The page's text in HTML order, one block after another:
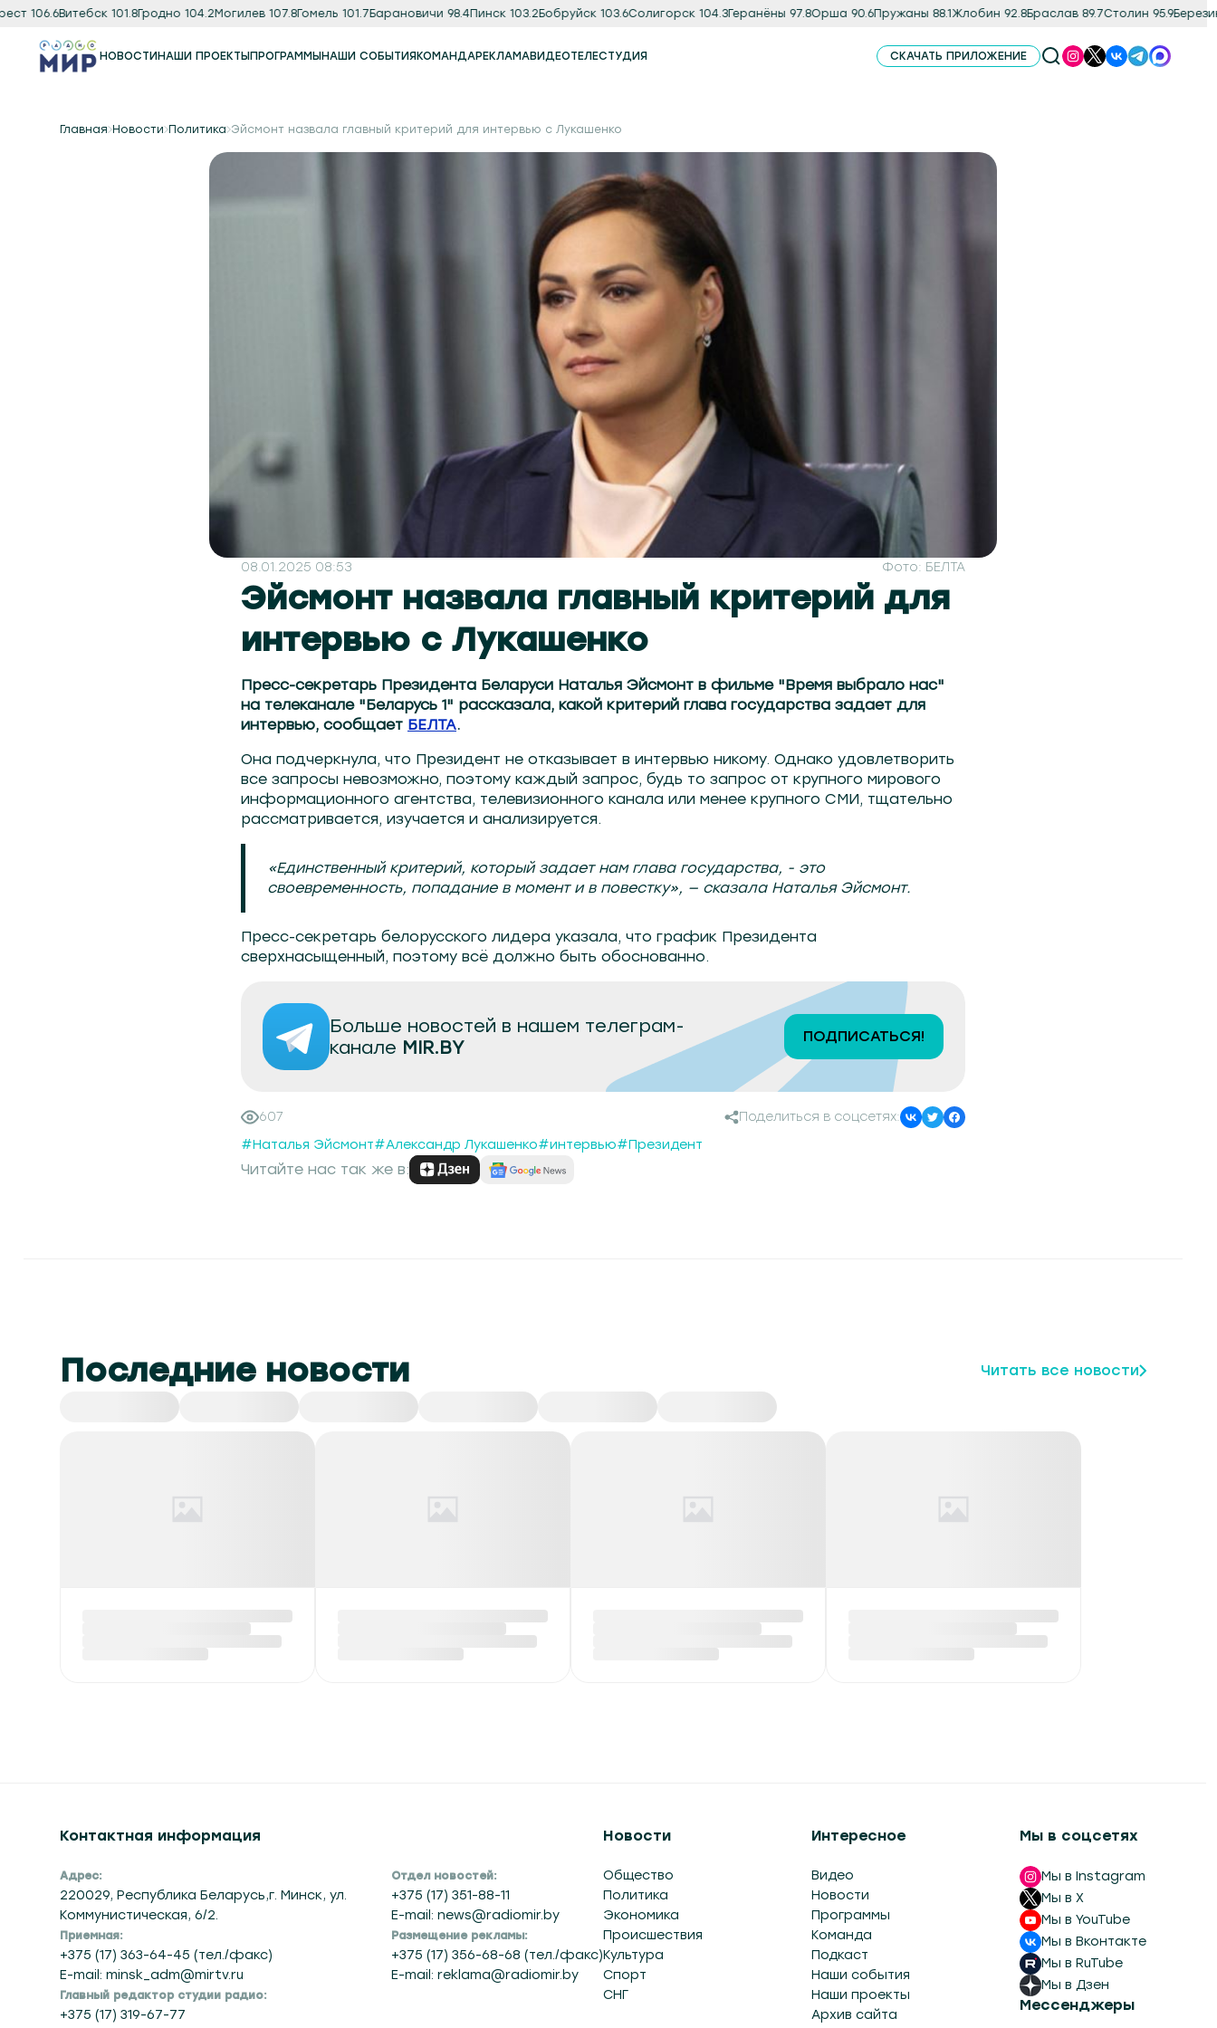
106.6Витебск 101.8Гродно 104.2Могилев 107.8Гомель 101.7Барановичи 98.4 Пинск 103.2Бобруйск 103.6Солигорск 104.3Геранёны 97.8 Орша 90.6 Пружаны 88.1 Жлобин 92.8 Браслав 89.7 Столин 95.9 Березино
НОВОСТИ НАШИ ПРОЕКТЫ ПРОГРАММЫ НАШИ СОБЫТИЯ КОМАНДАРЕКЛАМАВИДЕОТЕЛЕСТУДИЯ СКАЧАТЬ ПРИЛОЖЕНИЕ
Главная Новости Политика Эйсмонт назвала главный критерий для интервью с Лукашенко
08.01.2025 08:53 Фото: БЕЛТА
Эйсмонт назвала главный критерий для
интервью с Лукашенко
Пресс-секретарь Президента Беларуси Наталья Эйсмонт в фильме "Время выбрало нас"
на телеканале "Беларусь 1" рассказала, какой критерий глава государства задает для
интервью, сообщает БЕЛТА.
Она подчеркнула, что Президент не отказывает в интервью никому. Однако удовлетворить
все запросы невозможно, поэтому каждый запрос, будь то запрос от крупного мирового
информационного агентства, телевизионного канала или менее крупного СМИ, тщательно
рассматривается, изучается и анализируется.
«Единственный критерий, который задает нам глава государства, - это
своевременность, попадание в момент и в повестку», — сказала Наталья Эйсмонт.
Пресс-секретарь белорусского лидера указала, что график Президента
сверхнасыщенный, поэтому всё должно быть обоснованно.
Больше новостей в нашем телеграм-
канале MIR.BY ПОДПИСАТЬСЯ!
607
Поделиться в соцсетях:
#Наталья Эйсмонт#Александр Лукашенко#интервью#Президент
Читайте нас так же в:
Последние новости Читать все новости
Происшествия
опасности и до +40 °С
ожидается в Беларуси
В Беларуси обнулены
экспортные пошлины
на сжиженные
трое погибших, в том
числе ребенок
жители Березинского
Контактная информация
Адрес:
220029, Республика Беларусь,г. Минск, ул.
Коммунистическая, 6/2.
Приемная:
+375 (17) 363-64-45 (тел./факс)
E-mail: minsk_adm@mirtv.ru
Отдел новостей:
+375 (17) 351-88-11
E-mail: news@radiomir.by
Размещение рекламы:
Новости
Общество
Политика
Экономика
Происшествия
Культура
Интересное
Видео
Новости
Программы
Команда
Подкаст
Наши события
Мы в соцсетях
Мы в Instagram
Мы в X
Мы в YouTube
Мы в Вконтакте
Мы в RuTube